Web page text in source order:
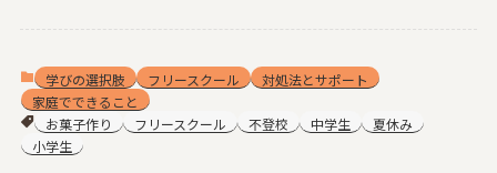
学びの選択肢 フリースクール
対処法とサポート
家庭でできること
お菓子作り
フリースクール 不登校 中学生
夏休み
小学生